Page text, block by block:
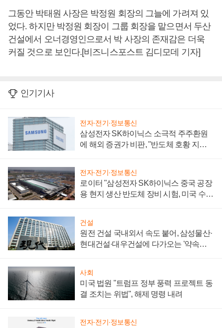
그동안 박태원 사장은 박정원 회장의 그늘에 가려져 있
었다. 하지만 박정원 회장이 그룹 회장을 맡으면서 두산
건설에서 오너경영인으로서 박 사장의 존재감은 더욱
커질 것으로 보인다.[비즈니스포스트 김디모데 기자]
인기기사
전자·전기·정보통신
삼성전자 SK하이닉스 소극적 주주환원
에 해외 증권가 비판, "반도체 호황 지속
전자·전기·정보통신
로이터 "삼성전자 SK하이닉스 중국 공장
용 현지 생산 반도체 장비 시험, 미국 수출
건설
원전 건설 국내외서 속도 붙어, 삼성물산·
현대건설·대우건설에 다가오는 '약속의
사회
미국 법원 "트럼프 정부 풍력 프로젝트 동
결 조치는 위법", 해제 명령 내려
전자·전기·정보통신